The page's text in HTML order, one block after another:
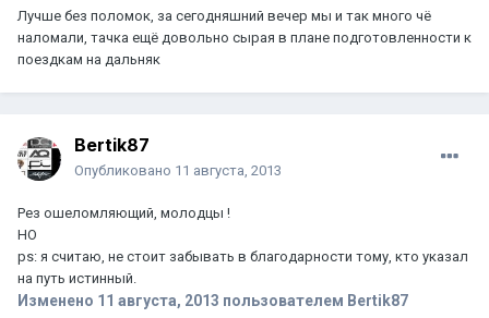
Лучше без поломок, за сегодняшний вечер мы и так много чё
наломали, тачка ещё довольно сырая в плане подготовленности к
поездкам на дальняк
Bertik87
Опубликовано 11 августа, 2013
Рез ошеломляющий, молодцы !
НО
ps: я считаю, не стоит забывать в благодарности тому, кто указал
на путь истинный.
Изменено 11 августа, 2013 пользователем Bertik87